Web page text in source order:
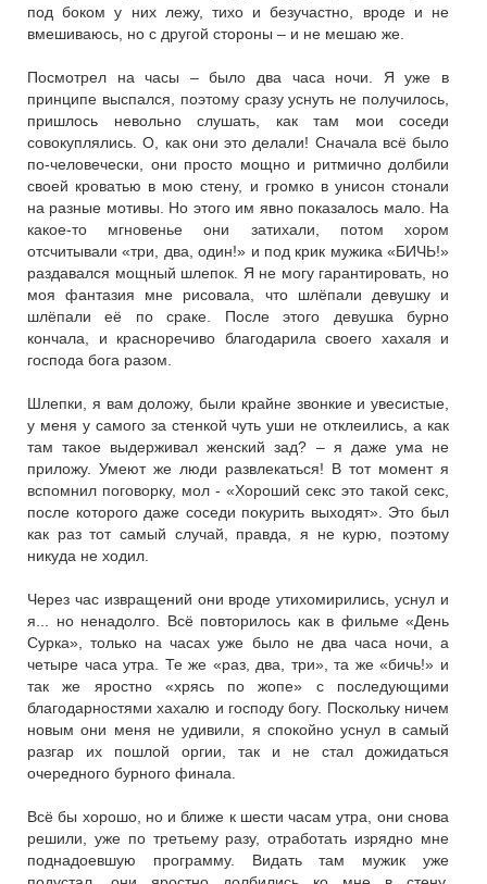
под боком у них лежу, тихо и безучастно, вроде и не
вмешиваюсь, но с другой стороны – и не мешаю же.
Посмотрел на часы – было два часа ночи. Я уже в
принципе выспался, поэтому сразу уснуть не получилось,
пришлось невольно слушать, как там мои соседи
совокуплялись. О, как они это делали! Сначала всё было
по-человечески, они просто мощно и ритмично долбили
своей кроватью в мою стену, и громко в унисон стонали
на разные мотивы. Но этого им явно показалось мало. На
какое-то мгновенье они затихали, потом хором
отсчитывали «три, два, один!» и под крик мужика «БИЧЬ!»
раздавался мощный шлепок. Я не могу гарантировать, но
моя фантазия мне рисовала, что шлёпали девушку и
шлёпали её по сраке. После этого девушка бурно
кончала, и красноречиво благодарила своего хахаля и
господа бога разом.
Шлепки, я вам доложу, были крайне звонкие и увесистые,
у меня у самого за стенкой чуть уши не отклеились, а как
там такое выдерживал женский зад? – я даже ума не
приложу. Умеют же люди развлекаться! В тот момент я
вспомнил поговорку, мол - «Хороший секс это такой секс,
после которого даже соседи покурить выходят». Это был
как раз тот самый случай, правда, я не курю, поэтому
никуда не ходил.
Через час извращений они вроде утихомирились, уснул и
я... но ненадолго. Всё повторилось как в фильме «День
Сурка», только на часах уже было не два часа ночи, а
четыре часа утра. Те же «раз, два, три», та же «бичь!» и
так же яростно «хрясь по жопе» с последующими
благодарностями хахалю и господу богу. Поскольку ничем
новым они меня не удивили, я спокойно уснул в самый
разгар их пошлой оргии, так и не стал дожидаться
очередного бурного финала.
Всё бы хорошо, но и ближе к шести часам утра, они снова
решили, уже по третьему разу, отработать изрядно мне
поднадоевшую программу. Видать там мужик уже